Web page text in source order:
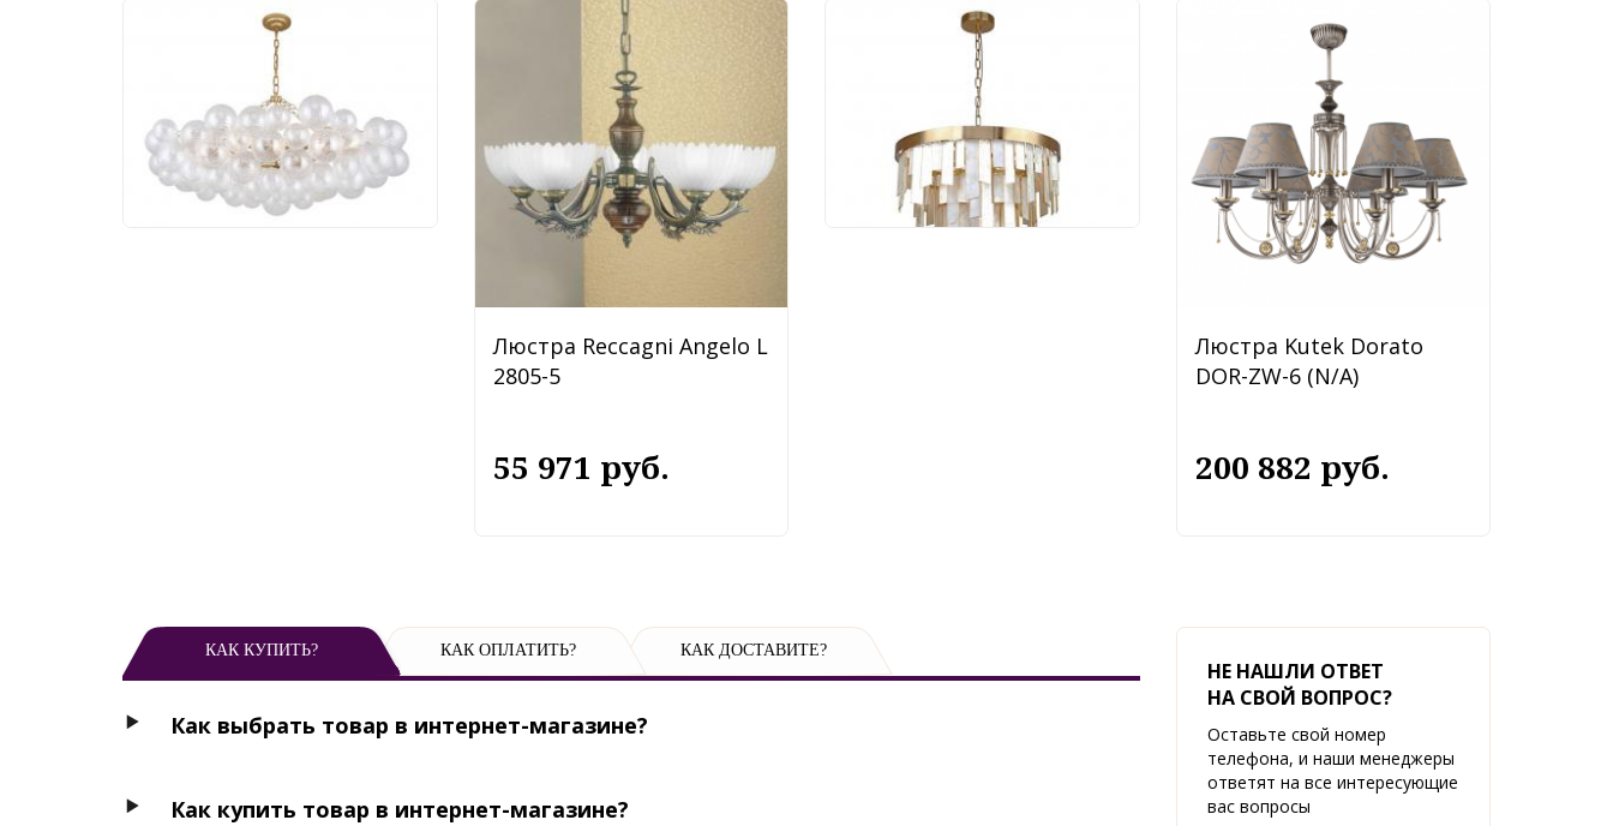
Люстра Favourite
Multibulla 4202-10P
113 760 руб.
Люстра Reccagni Angelo L
2805-5
55 971 руб.
Люстра Favourite Shally
88 920 руб.
Люстра Kutek Dorato
DOR-ZW-6 (N/A)
200 882 руб.
КАК КУПИТЬ? КАК ОПЛАТИТЬ? КАК ДОСТАВИТЕ?
Как выбрать товар в интернет-магазине?
Как купить товар в интернет-магазине?
НЕ НАШЛИ ОТВЕТ
НА СВОЙ ВОПРОС?
Оставьте свой номер
телефона, и наши менеджеры
ответят на все интересующие
вас вопросы